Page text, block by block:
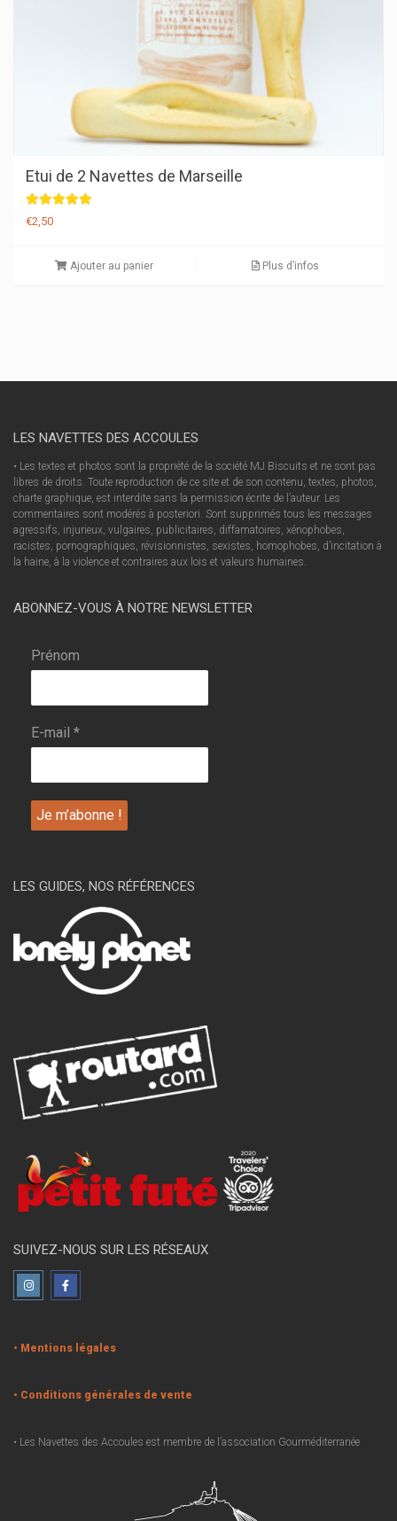
Etui de 2 Navettes de Marseille
Note
5.00
€2,50
Ajouter au panier Plus d’infos
LES NAVETTES DES ACCOULES
• Les textes et photos sont la propriété de la société MJ Biscuits et ne sont pas
libres de droits. Toute reproduction de ce site et de son contenu, textes, photos,
charte graphique, est interdite sans la permission écrite de l’auteur. Les
commentaires sont modérés à posteriori. Sont supprimés tous les messages
agressifs, injurieux, vulgaires, publicitaires, diffamatoires, xénophobes,
racistes, pornographiques, révisionnistes, sexistes, homophobes, d’incitation à
la haine, à la violence et contraires aux lois et valeurs humaines.
ABONNEZ-VOUS À NOTRE NEWSLETTER
Prénom
E-mail *
LES GUIDES, NOS RÉFÉRENCES
SUIVEZ-NOUS SUR LES RÉSEAUX
• Mentions légales
• Conditions générales de vente
• Les Navettes des Accoules est membre de l’association Gourméditerranée